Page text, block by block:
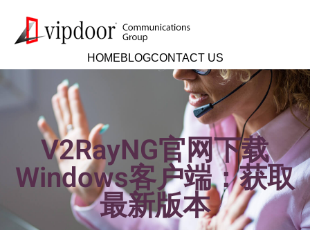
HOMEBLOGCONTACT US
V2RayNG官网下载
Windows客户端：获取
最新版本